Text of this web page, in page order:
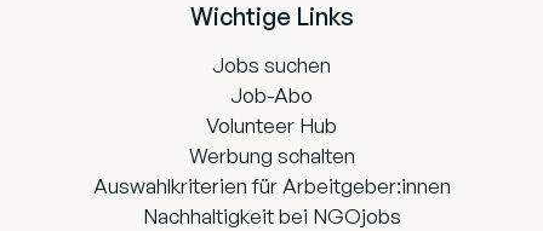
Wichtige Links
Jobs suchen
Job-Abo
Volunteer Hub
Werbung schalten
Auswahlkriterien für Arbeitgeber:innen
Nachhaltigkeit bei NGOjobs